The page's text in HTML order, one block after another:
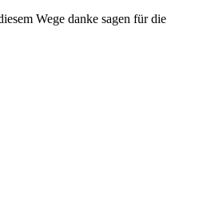
Wege danke sagen für die